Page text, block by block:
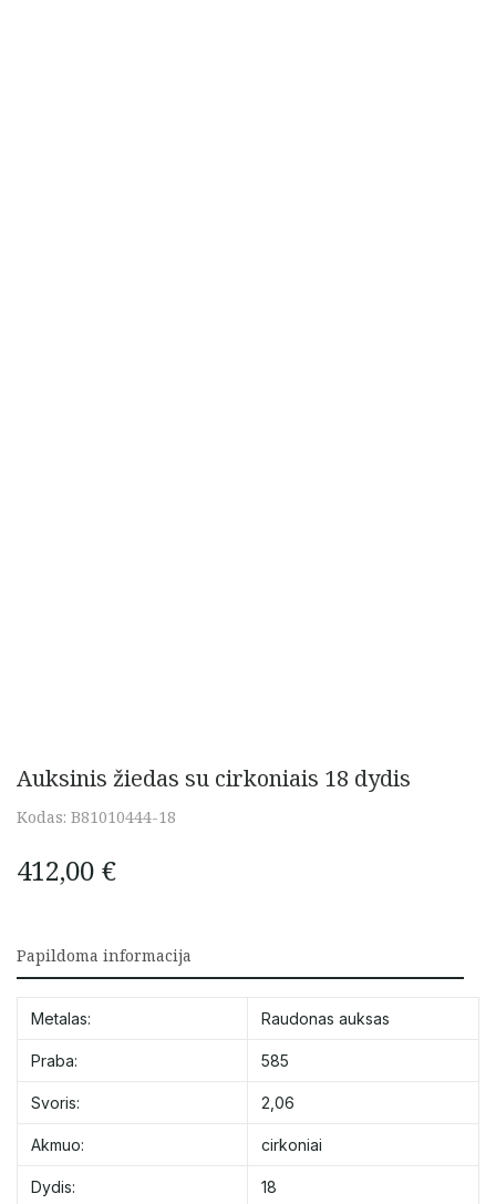
Auksinis žiedas su cirkoniais 18 dydis
Kodas: B81010444-18
412,00 €
Papildoma informacija
Metalas: Raudonas auksas
Praba: 585
Svoris: 2,06
Akmuo: cirkoniai
Dydis: 18